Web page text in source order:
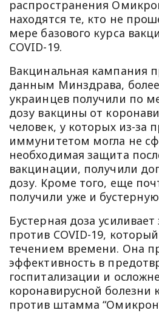
распространения
находятся те, кто не
мере базового курса
COVID-19.
Вакцинальная кампания
данным Минздрава,
украинцев получили по
дозу вакцины от
человек, у которых из-за
иммунитетом могла не
необходимая защита
вакцинации, получили
дозу. Кроме того, еще
получили уже и
Бустерная доза
против COVID-19, который
течением времени. Она
эффективность в
госпитализации и
коронавирусной болезни
против штамма